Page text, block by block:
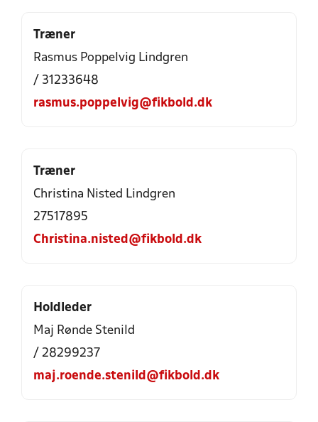
Træner
Rasmus Poppelvig Lindgren
/ 31233648
rasmus.poppelvig@fikbold.dk
Træner
Christina Nisted Lindgren
27517895
Christina.nisted@fikbold.dk
Holdleder
Maj Rønde Stenild
/ 28299237
maj.roende.stenild@fikbold.dk